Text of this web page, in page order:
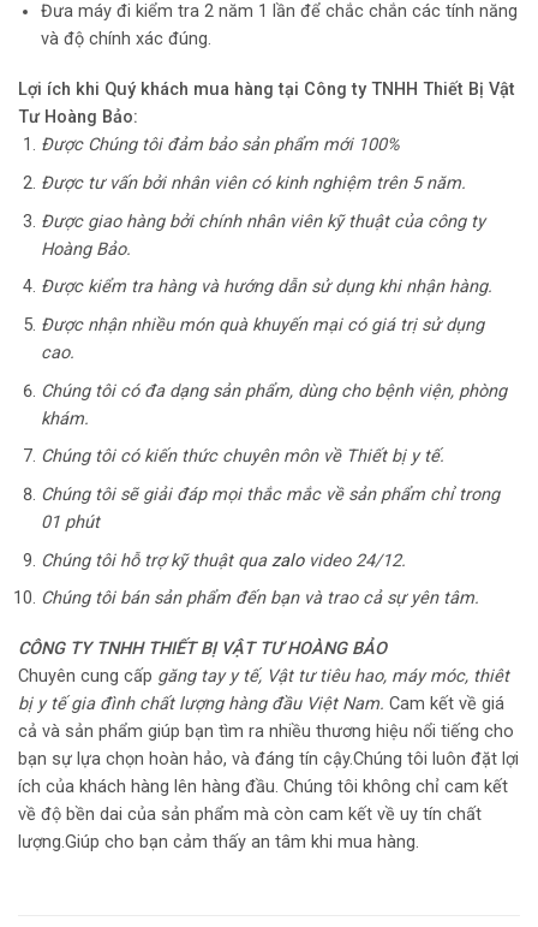
Đưa máy đi kiểm tra 2 năm 1 lần để chắc chắn các tính năng
và độ chính xác đúng.
Lợi ích khi Quý khách mua hàng tại Công ty TNHH Thiết Bị Vật
Tư Hoàng Bảo:
Được Chúng tôi đảm bảo sản phẩm mới 100%
Được tư vấn bởi nhân viên có kinh nghiệm trên 5 năm.
Được giao hàng bởi chính nhân viên kỹ thuật của công ty
Hoàng Bảo.
Được kiểm tra hàng và hướng dẫn sử dụng khi nhận hàng.
Được nhận nhiều món quà khuyến mại có giá trị sử dụng
cao.
Chúng tôi có đa dạng sản phẩm, dùng cho bệnh viện, phòng
khám.
Chúng tôi có kiến thức chuyên môn về Thiết bị y tế.
Chúng tôi sẽ giải đáp mọi thắc mắc về sản phẩm chỉ trong
01 phút
Chúng tôi hỗ trợ kỹ thuật quazalo video 24/12.
Chúng tôi bán sản phẩm đến bạn và trao cả sự yên tâm.
CÔNG TY TNHH THIẾT BỊ VẬT TƯ HOÀNG BẢO
Chuyên cung cấp găng tay y tế, Vật tư tiêu hao, máy móc, thiêt
bị y tế gia đình chấtlượng hàng đầu Việt Nam. Cam kết về giá
cả và sản phẩm giúp bạn tìm ra nhiều thương hiệu nổi tiếng cho
bạn sự lựa chọn hoàn hảo, và đáng tín cậy.Chúng tôi luôn đặt lợi
ích của khách hàng lên hàng đầu. Chúng tôi không chỉ cam kết
về độ bền dai của sản phẩm mà còn cam kết về uy tín chất
lượng.Giúp cho bạn cảm thấy an tâm khi mua hàng.